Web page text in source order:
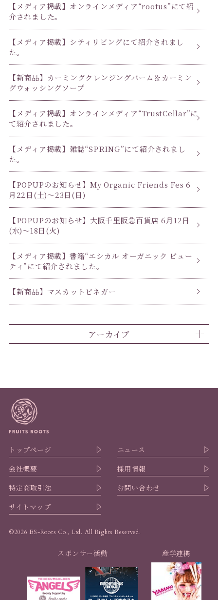
【メディア掲載】オンラインメディア“rootus”にて紹
介されました。
【メディア掲載】シティリビングにて紹介されまし
た。
【新商品】カーミングクレンジングバーム＆カーミン
グウォッシングソープ
【メディア掲載】オンラインメディア“TrustCellar”に
て紹介されました。
【メディア掲載】雑誌“SPRING”にて紹介されまし
た。
【POPUPのお知らせ】My Organic Friends Fes 6
月22日(土)〜23日(日)
【POPUPのお知らせ】大阪千里阪急百貨店 6月12日
(水)〜18日(火)
【メディア掲載】書籍“エシカル オーガニック ビュー
ティ”にて紹介されました。
【新商品】マスカットビネガー
アーカイブ
トップページ
ニュース
会社概要
採用情報
特定商取引法
お問い合わせ
サイトマップ
©2026 ES-Roots Co., Ltd. All Rights Reserved.
スポンサー活動 産学連携